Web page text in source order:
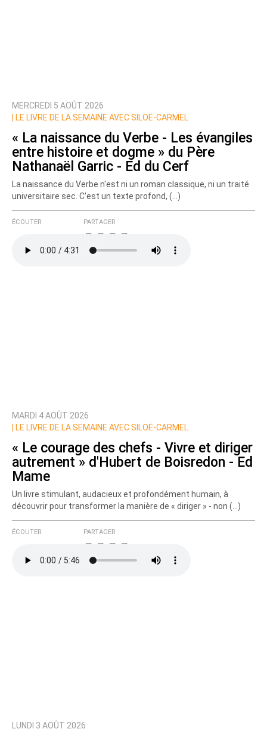
MERCREDI 5 AOÛT 2026
LE LIVRE DE LA SEMAINE AVEC SILOË-CARMEL
« La naissance du Verbe - Les évangiles
entre histoire et dogme » du Père
Nathanaël Garric - Ed du Cerf
La naissance du Verbe n'est ni un roman classique, ni un traité
universitaire sec. C'est un texte profond, (…)
ÉCOUTER PARTAGER
MARDI 4 AOÛT 2026
LE LIVRE DE LA SEMAINE AVEC SILOË-CARMEL
« Le courage des chefs - Vivre et diriger
autrement » d'Hubert de Boisredon - Ed
Mame
Un livre stimulant, audacieux et profondément humain, à
découvrir pour transformer la manière de « diriger » - non (…)
ÉCOUTER PARTAGER
LUNDI 3 AOÛT 2026